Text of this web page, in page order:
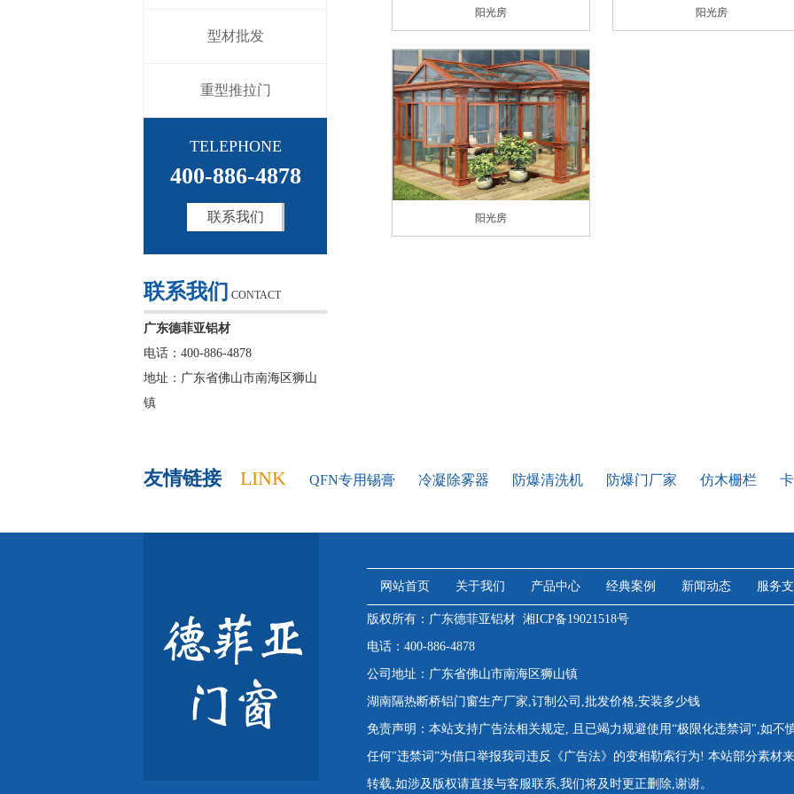
型材批发
重型推拉门
TELEPHONE
400-886-4878
联系我们
联系我们 CONTACT
广东德菲亚铝材
电话：400-886-4878
地址：广东省佛山市南海区狮山
镇
阳光房 阳光房
阳光房
友情链接 LINK QFN专用锡膏 冷凝除雾器 防爆清洗机 防爆门厂家 仿木栅栏
网站首页 关于我们 产品中心 经典案例 新闻动态 服务
版权所有：广东德菲亚铝材 湘ICP备19021518号
电话：400-886-4878
公司地址：广东省佛山市南海区狮山镇
湖南隔热断桥铝门窗生产厂家,订制公司,批发价格,安装多少钱
免责声明：本站支持广告法相关规定, 且已竭力规避使用“极限化违禁词",如不
任何"违禁词”为借口举报我司违反《广告法》的变相勒索行为! 本站部分素材
转载,如涉及版权请直接与客服联系,我们将及时更正删除,谢谢。